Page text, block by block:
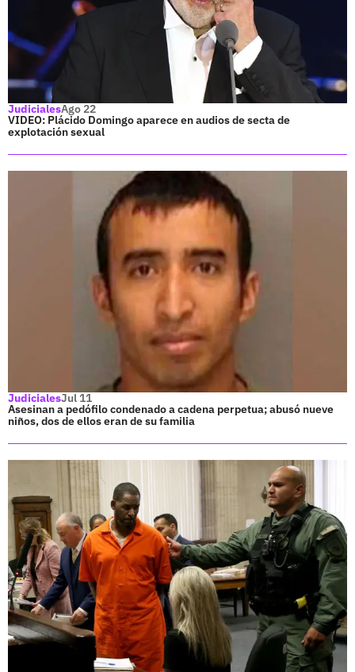
JudicialesAgo 22
VIDEO: Plácido Domingo aparece en audios de secta de
explotación sexual
JudicialesJul 11
Asesinan a pedófilo condenado a cadena perpetua; abusó nueve
niños, dos de ellos eran de su familia